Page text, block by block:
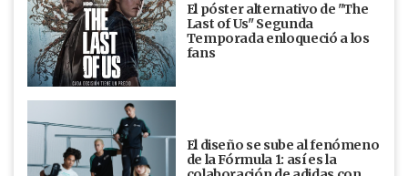
El póster alternativo de "The
Last of Us" Segunda
Temporada enloqueció a los
fans
El diseño se sube al fenómeno
de la Fórmula 1: así es la